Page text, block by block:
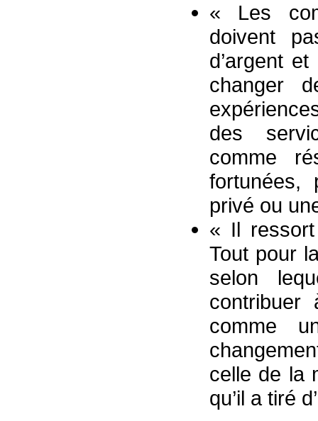
« Les
doivent
d’argent
changer
des
comme
privé ou
« Il
Tout pour
selon
contribuer
comme
celle de la
qu’il a tiré